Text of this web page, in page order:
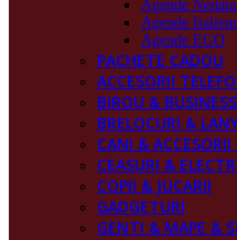
Agende
Agende
Agende EGO
PACHETE CADOU
ACCESORII
BIROU & BUSINESS
BRELOCURI &
CANI & ACCESORII
CEASURI &
COPII & JUCARII
GADGETURI
GENTI & MAPE &